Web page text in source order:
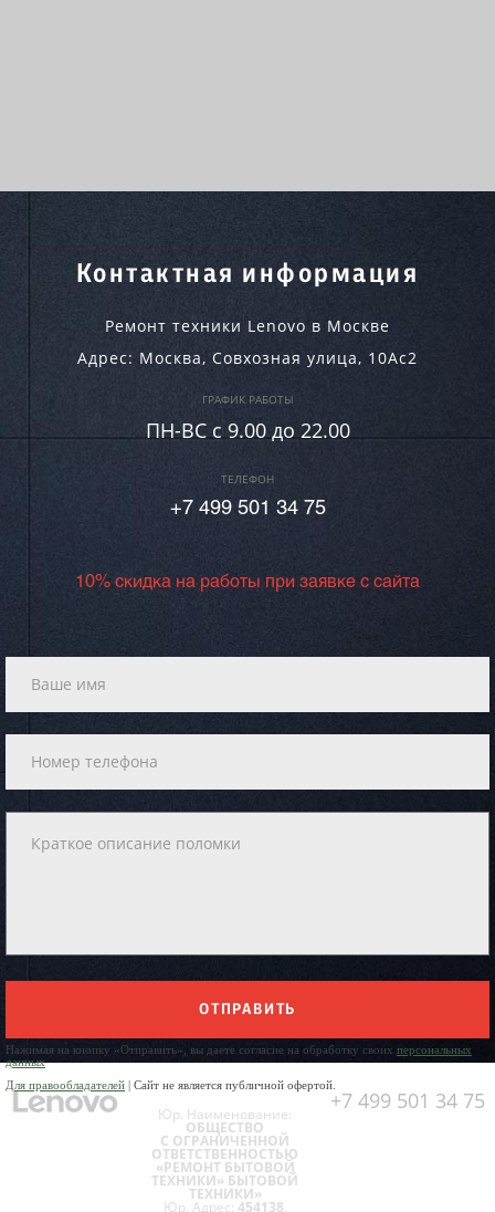
Контактная информация
Ремонт техники Lenovo в Москве
Адрес: Москва, Совхозная улица, 10Ас2
ГРАФИК РАБОТЫ
ПН-ВC c 9.00 до 22.00
ТЕЛЕФОН
+7 499 501 34 75
10% скидка на работы при заявке с сайта
ОТПРАВИТЬ
Нажимая на кнопку «Отправить», вы даете согласие на обработку своих персональных
данных
Для правообладателей | Сайт не является публичной офертой.
+7 499 501 34 75
Юр. Наименование:
ОБЩЕСТВО
С ОГРАНИЧЕННОЙ
ОТВЕТСТВЕННОСТЬЮ
«РЕМОНТ БЫТОВОЙ
ТЕХНИКИ» БЫТОВОЙ
ТЕХНИКИ»
Юр. Адрес: 454138,